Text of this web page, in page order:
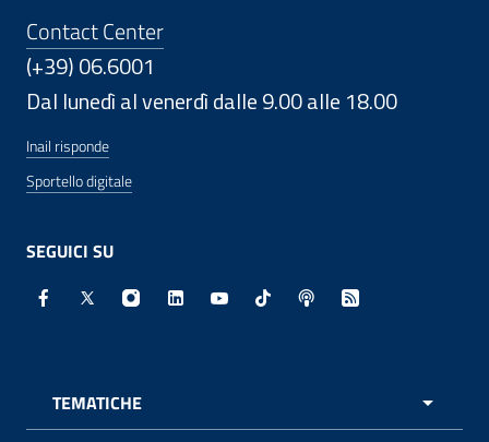
Contact Center
(+39) 06.6001
Dal lunedì al venerdì dalle 9.00 alle 18.00
Inail risponde
Sportello digitale
SEGUICI SU
Facebook - Sito esterno - Apertura in nuova finestra
X - Sito esterno - Apertura in nuova finestra
Instagram - Sito esterno - Apertura in
Linkedin - Sito esterno - Apertura in
Youtube - Sito esterno -
TikTok - Sito esterno -
Spreaker - Sito
Feed RSS -
TEMATICHE